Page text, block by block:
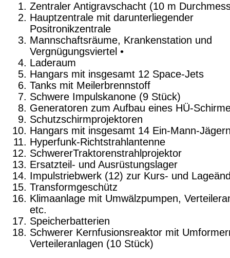
Zentraler Antigravschacht (10 m
Hauptzentrale mit darunterliegender
Positronikzentrale
Mannschaftsräume, Krankenstation und
Vergnügungs­viertel •
Laderaum
Hangars mit insgesamt 12 Space-Jets
Tanks mit Meilerbrennstoff
Schwere Impulskanone (9 Stück)
Generatoren zum Aufbau eines HÜ-
Schutzschirmprojektoren
Hangars mit insgesamt 14 Ein-Mann-
Hyperfunk-Richtstrahlantenne
SchwererTraktorenstrahlprojektor
Ersatzteil- und Ausrüstungslager
Impulstriebwerk (12) zur Kurs- und
Transformgeschütz
Klimaanlage mit Umwälzpumpen,
etc.
Speicherbatterien
Schwerer Kernfusionsreaktor mit
Vertei­leranlagen (10 Stück)